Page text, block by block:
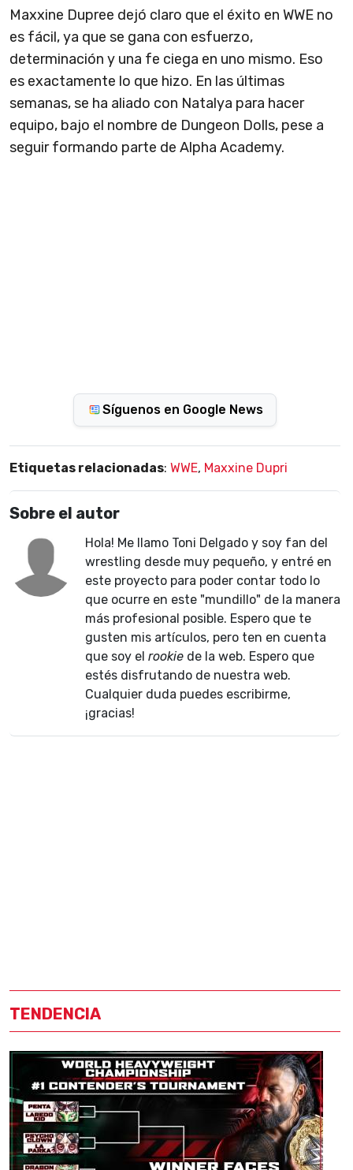
Maxxine Dupree dejó claro que el éxito en WWE no
es fácil, ya que se gana con esfuerzo,
determinación y una fe ciega en uno mismo. Eso
es exactamente lo que hizo. En las últimas
semanas, se ha aliado con Natalya para hacer
equipo, bajo el nombre de Dungeon Dolls, pese a
seguir formando parte de Alpha Academy.
Síguenos en Google News
Etiquetas relacionadas: WWE, Maxxine Dupri
Sobre el autor
Hola! Me llamo Toni Delgado y soy fan del
wrestling desde muy pequeño, y entré en
este proyecto para poder contar todo lo
que ocurre en este "mundillo" de la manera
más profesional posible. Espero que te
gusten mis artículos, pero ten en cuenta
que soy el rookie de la web. Espero que
estés disfrutando de nuestra web.
Cualquier duda puedes escribirme,
¡gracias!
TENDENCIA